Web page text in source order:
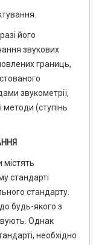
його
звукових
границь,
звукометрії,
методи (ступінь
стандарті
стандарту.
будь-якого з
Однак
необхідно